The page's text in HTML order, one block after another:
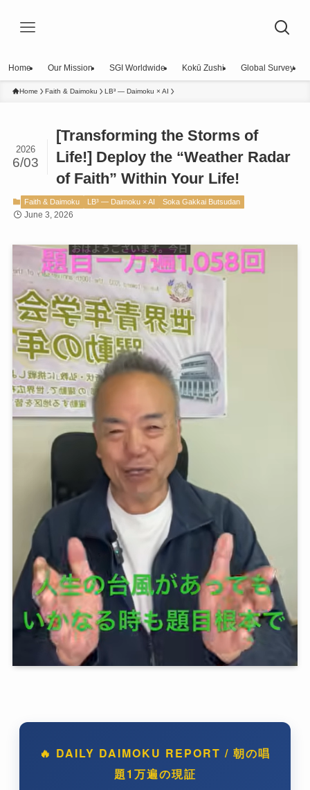
Home Our Mission SGI Worldwide Kokū Zushi Global Survey
Home Faith & Daimoku LB³ — Daimoku × AI
[Transforming the Storms of
Life!] Deploy the “Weather Radar
of Faith” Within Your Life!
2026
6/03
Faith & Daimoku LB³ — Daimoku × AI Soka Gakkai Butsudan
June 3, 2026
🔥 DAILY DAIMOKU REPORT / 朝の唱
題1万遍の現証